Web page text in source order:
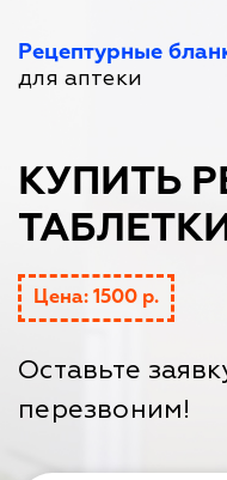
Рецептурные
для аптеки
КУПИТЬ
Цена: 1500 р.
Оставьте
перезвоним!